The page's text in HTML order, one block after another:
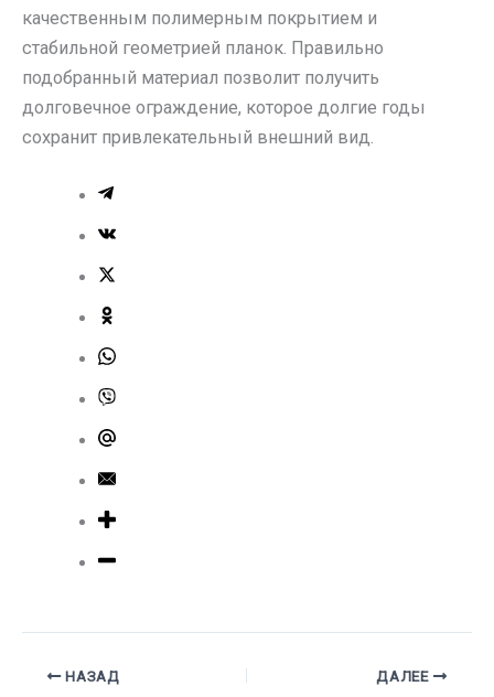
качественным полимерным покрытием и
стабильной геометрией планок. Правильно
подобранный материал позволит получить
долговечное ограждение, которое долгие годы
сохранит привлекательный внешний вид.
НАЗАД ДАЛЕЕ